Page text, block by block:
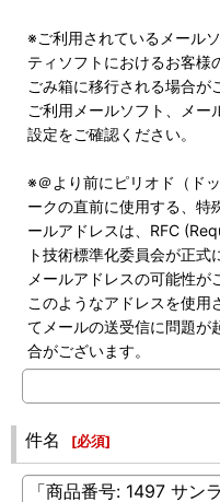
※ご利用されているメール
ティソフトにおけるお客様
ごみ箱に移行される場合が
ご利用メールソフト、メー
設定をご確認ください。
※＠より前にピリオド（ド
ークの直前に使用する、特
ールアドレスは、RFC
ト技術標準化委員会が正
メールアドレスの可能性が
このようなアドレスを使用
てメールの送受信に問題が
合がございます。
件名 [必須]